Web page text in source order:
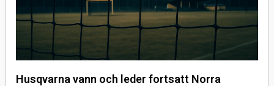
Husqvarna vann och leder fortsatt Norra